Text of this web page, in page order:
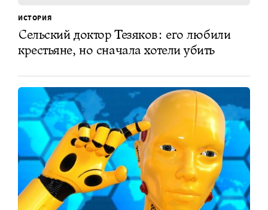
ИСТОРИЯ
Сельский доктор Тезяков: его любили
крестьяне, но сначала хотели убить